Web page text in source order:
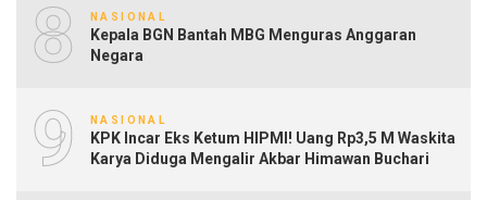
8 NASIONAL
Kepala BGN Bantah MBG Menguras Anggaran
Negara
9 NASIONAL
KPK Incar Eks Ketum HIPMI! Uang Rp3,5 M Waskita
Karya Diduga Mengalir Akbar Himawan Buchari